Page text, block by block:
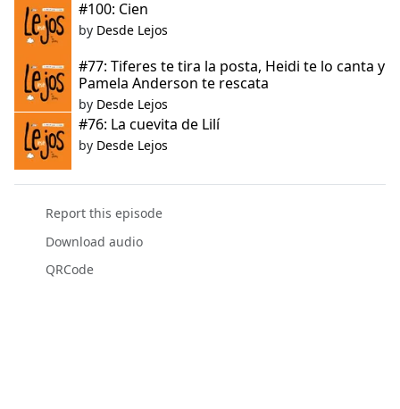
#100: Cien
by Desde Lejos
#77: Tiferes te tira la posta, Heidi te lo canta y
Pamela Anderson te rescata
by Desde Lejos
#76: La cuevita de Lilí
by Desde Lejos
Report this episode
Download audio
QRCode